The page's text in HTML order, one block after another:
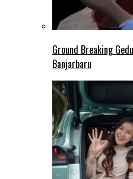
Ground Breaking
Banjarbaru